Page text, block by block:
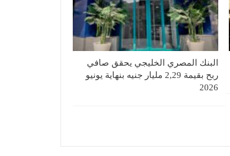
البنك المصري الخليجي يحقق صافي
ربح بقيمة 2,29 مليار جنيه بنهاية يونيو
2026